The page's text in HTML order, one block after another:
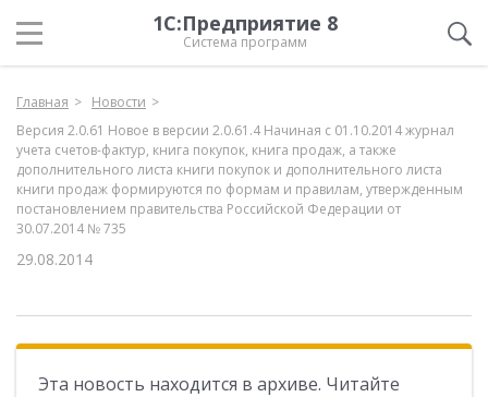
1С:Предприятие 8
Система программ
Главная
Новости
Версия 2.0.61 Новое в версии 2.0.61.4 Начиная с 01.10.2014 журнал
учета счетов-фактур, книга покупок, книга продаж, а также
дополнительного листа книги покупок и дополнительного листа
книги продаж формируются по формам и правилам, утвержденным
постановлением правительства Российской Федерации от
30.07.2014 № 735
29.08.2014
Эта новость находится в архиве. Читайте